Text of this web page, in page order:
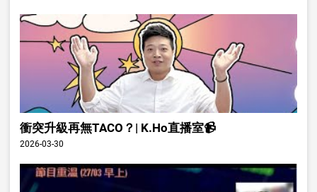
衝突升級再無TACO？| K.Ho直播室📹
2026-03-30